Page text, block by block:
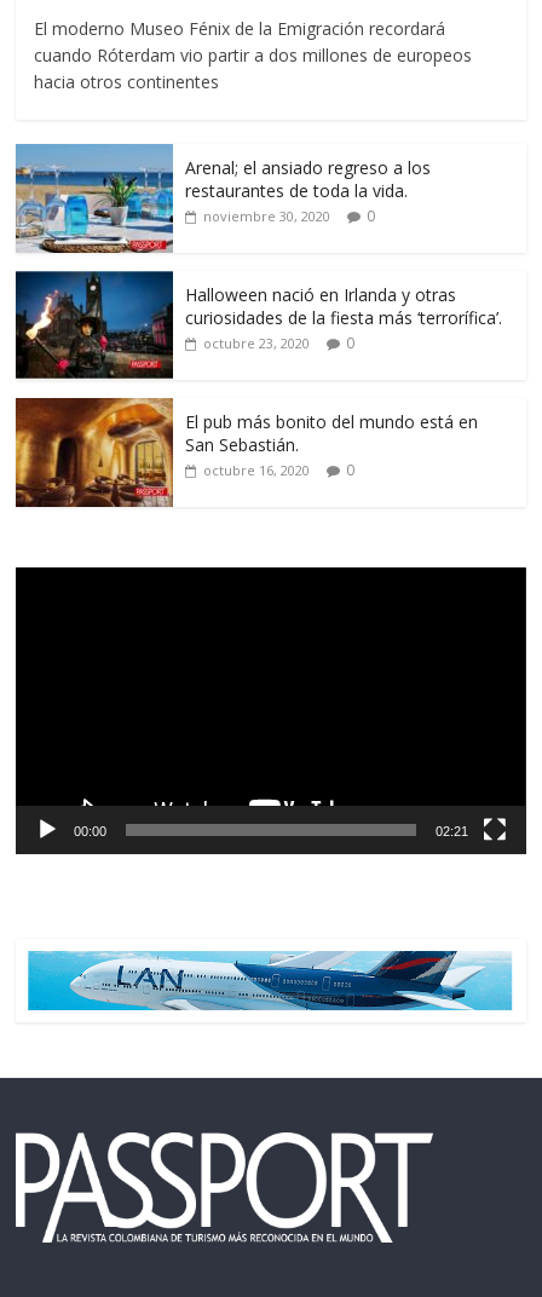
El moderno Museo Fénix de la Emigración recordará
cuando Róterdam vio partir a dos millones de europeos
hacia otros continentes
Arenal; el ansiado regreso a los
restaurantes de toda la vida.
noviembre 30, 2020 0
Halloween nació en Irlanda y otras
curiosidades de la fiesta más ‘terrorífica’.
octubre 23, 2020 0
El pub más bonito del mundo está en
San Sebastián.
octubre 16, 2020 0
00:00 02:21